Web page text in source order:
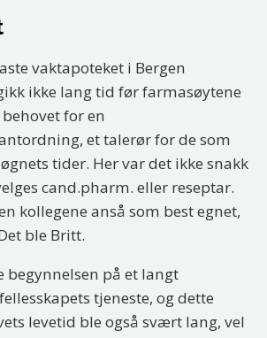
vaktapoteket i Bergen
ikke lang tid før farmasøytene
for en
et talerør for de som
tider. Her var det ikke snakk
cand.pharm. eller reseptar.
kollegene anså som best egnet,
ble Britt.
begynnelsen på et langt
tjeneste, og dette
levetid ble også svært lang, vel